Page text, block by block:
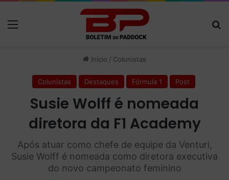
Início / Colunistas
Colunistas Destaques Fórmula 1 Post
Susie Wolff é nomeada
diretora da F1 Academy
Após atuar como chefe de equipe da Venturi,
Susie Wolff é nomeada como diretora executiva
do novo campeonato feminino